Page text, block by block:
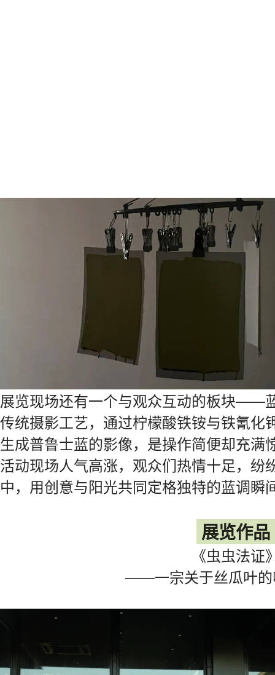
展览现场还有一个与观众互动的板块——
传统摄影工艺，通过柠檬酸铁铵与铁氰化
生成普鲁士蓝的影像，是操作简便却充满
活动现场人气高涨，观众们热情十足，纷
中，用创意与阳光共同定格独特的蓝调瞬
展览作品
《虫虫法证
——一宗关于丝瓜叶的